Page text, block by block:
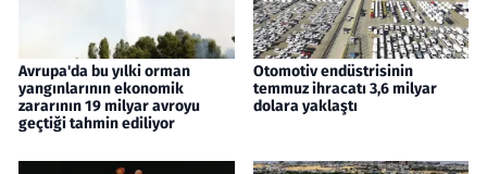
Avrupa'da bu yılki orman
yangınlarının ekonomik
zararının 19 milyar avroyu
geçtiği tahmin ediliyor
Otomotiv endüstrisinin
temmuz ihracatı 3,6 milyar
dolara yaklaştı